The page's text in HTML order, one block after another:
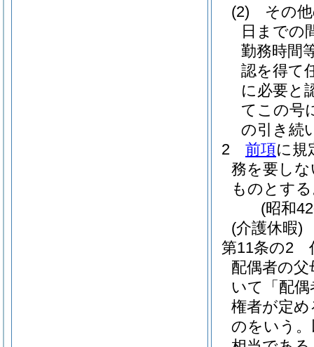
(2)
その
日までの
勤務時間
認を得て
に必要と
てこの号
の引き続
2
前項に規
務を要し
ものとす
(昭和
(介護休暇)
第11条の2
配偶者の
いて「配
権者が定
のをいう